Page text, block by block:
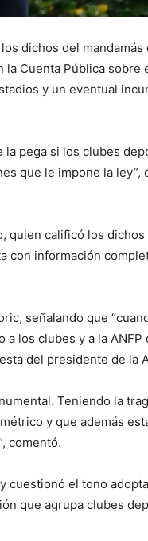
dichos del mandamás
Cuenta Pública sobre
y un eventual
la pega si los clubes
que le impone la ley”,
quien calificó los dichos
con información
señalando que
los clubes y a la ANFP
del presidente de la
Teniendo la
y que además
comentó.
cuestionó el tono
que agrupa clubes